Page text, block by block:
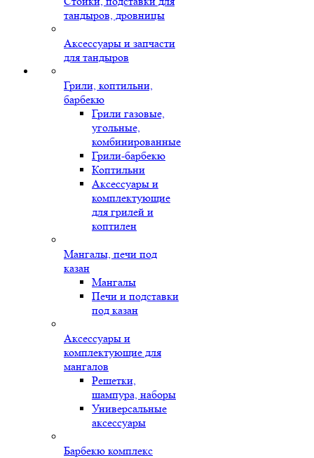
тандыров, дровницы
Аксессуары и запчасти
для тандыров
Грили, коптильни,
барбекю
Грили газовые,
угольные,
комбинированные
Грили-барбекю
Коптильни
Аксессуары и
комплектующие
для грилей и
коптилен
Мангалы, печи под
казан
Мангалы
Печи и подставки
под казан
Аксессуары и
комплектующие для
мангалов
Решетки,
шампура, наборы
Универсальные
аксессуары
Барбекю комплекс